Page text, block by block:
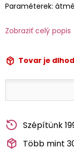
Paraméterek:
Zobraziť celý popis
Tovar je
Szépítünk
Több mint